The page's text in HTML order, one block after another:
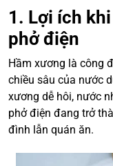
1. Lợi ích
phở điện
Hầm xương là công
chiều sâu của nước
xương dễ hôi, nước
phở điện đang trở
đình lẫn quán ăn.